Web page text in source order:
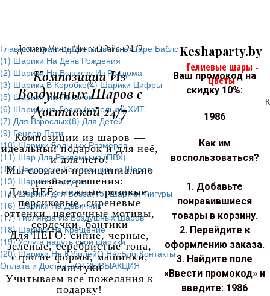
Главная страницаЦветыЦветы в Шаре Баблс
(1) Шарики На День Рождения
(2) Шарики На Выписку Из Роддома
(3) Шарики В Коробке(4) Шарики Цифры
(5) Шарики На Потолок
(6) Шарики на Леске (капельки) ХИТ
(7) Для Взрослых(8) Для Детей
(9) Гендер Пати
(10) Шарики Больших Размеров
(11) Шар Для Рекламы из (ПВХ)
(12) Недорогие Композиции из Шаров
(13) Шарики Сердечки
(14) Шарики для Воssa(15) Шарики Фигуры
(16) Шарики На Девичник
(17) Гирлянда Из Воздушных Шаров
(18) Шарики На Крещение
(19) Услуга надуть свои шарики
(20) Шарики На ЮбилейО НасБлогКонтакты
Оплата и ДоставкаОТЗЫВЫАКЦИЯ
Keshaparty.by
Гелиевые шары -
Цветы
Доставка Минск, Минский Район 24 /7
Композиции Из
Воздушных Шаров с
Доставкой 24/7
Композиции из шаров —
идеальный подарок и для неё,
и для него!
Мы создаем принципиально
разные решения:
Для НЕЁ: нежные розовые,
персиковые, сиреневые
оттенки, цветочные мотивы,
сердечки, бантики
Для НЕГО: синие, черные,
зеленые, серебристые тона,
строгие формы, машинки,
галстуки
Учитываем все пожелания к
подарку!
Ваш промокод на
скидку 10%:
1986
Как им
воспользоваться?
1. Добавьте
понравившиеся
товары в корзину.
2. Перейдите к
оформлению заказа.
3. Найдите поле
«Ввести промокод» и
введите: 1986